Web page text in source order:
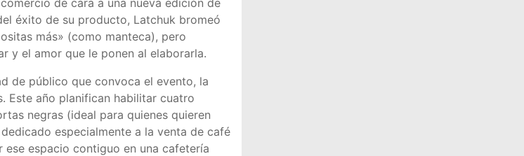
de cara a una nueva edición de
éxito de su producto, Latchuk bromeó
más» (como manteca), pero
y el amor que le ponen al elaborarla.
de público que convoca el evento, la
Este año planifican habilitar cuatro
negras (ideal para quienes quieren
especialmente a la venta de café
espacio contiguo en una cafetería